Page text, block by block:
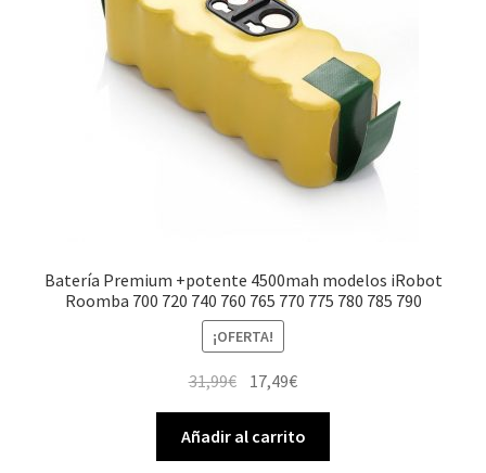
Batería Premium +potente 4500mah modelos iRobot
Roomba 700 720 740 760 765 770 775 780 785 790
¡OFERTA!
31,99€ El
original
era:
17,49€El
actual
es:
Añadir al carrito